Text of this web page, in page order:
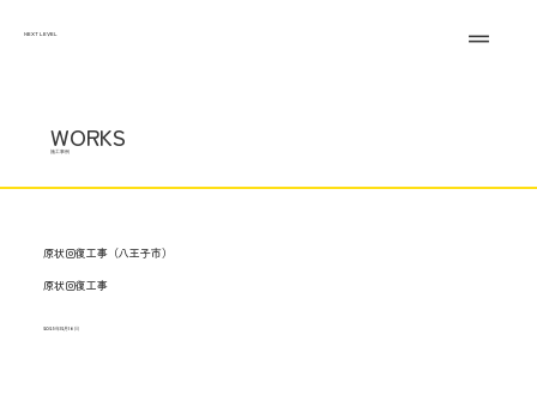
NEXT LEVEL
WORKS
施工事例
原状回復工事（八王子市）
原状回復工事
2025年12月16日